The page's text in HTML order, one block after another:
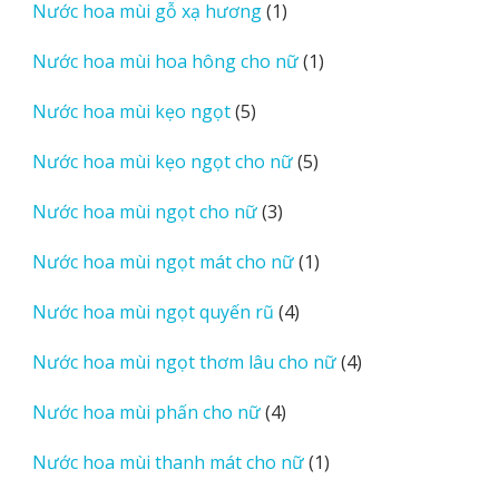
phẩm
Nước hoa mùi gỗ xạ hương 11
phẩm
Nước hoa mùi hoa hông cho nữ 11
Nước hoa mùi kẹo ngọt 55
phẩm
Nước hoa mùi kẹo ngọt cho nữ 55
Nước hoa mùi ngọt cho nữ 33
phẩm
Nước hoa mùi ngọt mát cho nữ 11
Nước hoa mùi ngọt quyến rũ 44
phẩm
Nước hoa mùi ngọt thơm lâu cho nữ 44
Nước hoa mùi phấn cho nữ 44
phẩm
Nước hoa mùi thanh mát cho nữ 11